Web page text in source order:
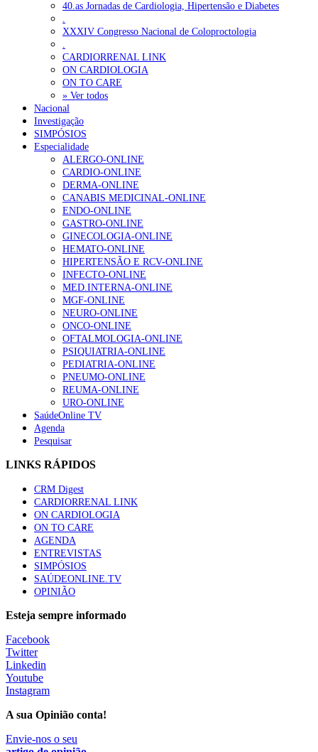
40.as Jornadas de Cardiologia, Hipertensão e Diabetes
.
XXXIV Congresso Nacional de Coloproctologia
.
CARDIORRENAL LINK
ON CARDIOLOGIA
ON TO CARE
» Ver todos
Nacional
Investigação
SIMPÓSIOS
Especialidade
ALERGO-ONLINE
CARDIO-ONLINE
DERMA-ONLINE
CANABIS MEDICINAL-ONLINE
ENDO-ONLINE
GASTRO-ONLINE
GINECOLOGIA-ONLINE
HEMATO-ONLINE
HIPERTENSÃO E RCV-ONLINE
INFECTO-ONLINE
MED.INTERNA-ONLINE
MGF-ONLINE
NEURO-ONLINE
ONCO-ONLINE
OFTALMOLOGIA-ONLINE
PSIQUIATRIA-ONLINE
PEDIATRIA-ONLINE
PNEUMO-ONLINE
REUMA-ONLINE
URO-ONLINE
SaúdeOnline TV
Agenda
Pesquisar
LINKS RÁPIDOS
CRM Digest
CARDIORRENAL LINK
ON CARDIOLOGIA
ON TO CARE
AGENDA
ENTREVISTAS
SIMPÓSIOS
SAÚDEONLINE.TV
OPINIÃO
Esteja sempre informado
Facebook
Twitter
Linkedin
Youtube
Instagram
A sua Opinião conta!
Envie-nos o seu